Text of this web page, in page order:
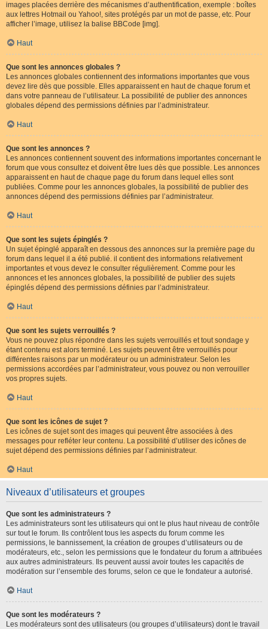
images placées derrière des mécanismes d’authentification, exemple : boîtes
aux lettres Hotmail ou Yahoo!, sites protégés par un mot de passe, etc. Pour
afficher l’image, utilisez la balise BBCode [img].
Haut
Que sont les annonces globales ?
Les annonces globales contiennent des informations importantes que vous
devez lire dès que possible. Elles apparaissent en haut de chaque forum et
dans votre panneau de l’utilisateur. La possibilité de publier des annonces
globales dépend des permissions définies par l’administrateur.
Haut
Que sont les annonces ?
Les annonces contiennent souvent des informations importantes concernant le
forum que vous consultez et doivent être lues dès que possible. Les annonces
apparaissent en haut de chaque page du forum dans lequel elles sont
publiées. Comme pour les annonces globales, la possibilité de publier des
annonces dépend des permissions définies par l’administrateur.
Haut
Que sont les sujets épinglés ?
Un sujet épinglé apparaît en dessous des annonces sur la première page du
forum dans lequel il a été publié. il contient des informations relativement
importantes et vous devez le consulter régulièrement. Comme pour les
annonces et les annonces globales, la possibilité de publier des sujets
épinglés dépend des permissions définies par l’administrateur.
Haut
Que sont les sujets verrouillés ?
Vous ne pouvez plus répondre dans les sujets verrouillés et tout sondage y
étant contenu est alors terminé. Les sujets peuvent être verrouillés pour
différentes raisons par un modérateur ou un administrateur. Selon les
permissions accordées par l’administrateur, vous pouvez ou non verrouiller
vos propres sujets.
Haut
Que sont les icônes de sujet ?
Les icônes de sujet sont des images qui peuvent être associées à des
messages pour refléter leur contenu. La possibilité d’utiliser des icônes de
sujet dépend des permissions définies par l’administrateur.
Haut
Niveaux d’utilisateurs et groupes
Que sont les administrateurs ?
Les administrateurs sont les utilisateurs qui ont le plus haut niveau de contrôle
sur tout le forum. Ils contrôlent tous les aspects du forum comme les
permissions, le bannissement, la création de groupes d’utilisateurs ou de
modérateurs, etc., selon les permissions que le fondateur du forum a attribuées
aux autres administrateurs. Ils peuvent aussi avoir toutes les capacités de
modération sur l’ensemble des forums, selon ce que le fondateur a autorisé.
Haut
Que sont les modérateurs ?
Les modérateurs sont des utilisateurs (ou groupes d’utilisateurs) dont le travail